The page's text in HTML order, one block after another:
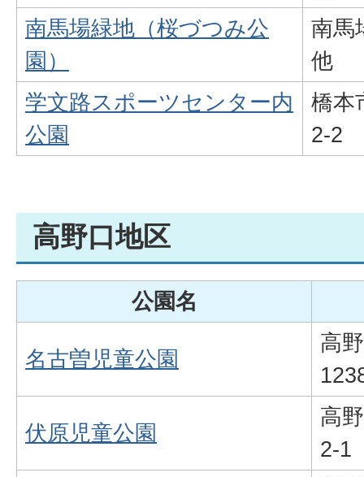
南馬場緑地（桜づつみ公
園）
南馬
他
学文路スポーツセンター内
公園
橋本
2-2
高野口地区
公園名
名古曽児童公園
高
伏原児童公園
高
2-1